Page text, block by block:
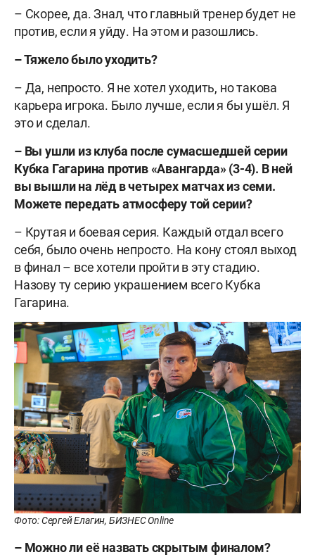
– Скорее, да. Знал, что главный тренер будет не
против, если я уйду. На этом и разошлись.
– Тяжело было уходить?
– Да, непросто. Я не хотел уходить, но такова
карьера игрока. Было лучше, если я бы ушёл. Я
это и сделал.
– Вы ушли из клуба после сумасшедшей серии
Кубка Гагарина против «Авангарда» (3-4). В ней
вы вышли на лёд в четырех матчах из семи.
Можете передать атмосферу той серии?
– Крутая и боевая серия. Каждый отдал всего
себя, было очень непросто. На кону стоял выход
в финал – все хотели пройти в эту стадию.
Назову ту серию украшением всего Кубка
Гагарина.
Фото: Сергей Елагин, БИЗНЕС Online
– Можно ли её назвать скрытым финалом?